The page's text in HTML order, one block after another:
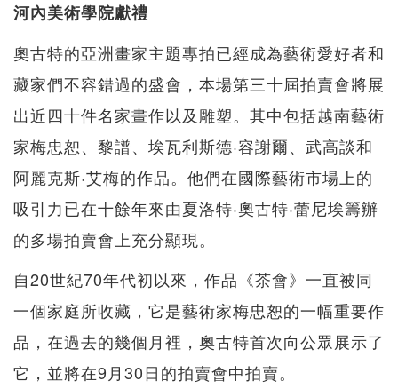
河內美術學院獻禮
奧古特的亞洲畫家主題專拍已經成為藝術愛好者和
藏家們不容錯過的盛會，本場第三十屆拍賣會將展
出近四十件名家畫作以及雕塑。其中包括越南藝術
家梅忠恕、黎譜、埃瓦利斯德·容謝爾、武高談和
阿麗克斯·艾梅的作品。他們在國際藝術市場上的
吸引力已在十餘年來由夏洛特·奧古特·蕾尼埃籌辦
的多場拍賣會上充分顯現。
自20世紀70年代初以來，作品《茶會》一直被同
一個家庭所收藏，它是藝術家梅忠恕的一幅重要作
品，在過去的幾個月裡，奧古特首次向公眾展示了
它，並將在9月30日的拍賣會中拍賣。